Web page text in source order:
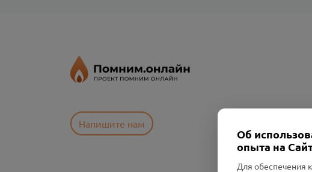
Напишите нам
Об
опыта на
Для обеспечения